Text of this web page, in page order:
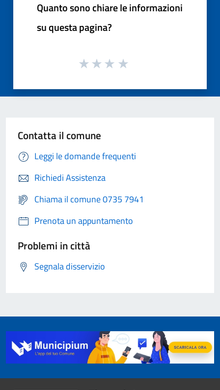
Quanto sono chiare le informazioni
su questa pagina?
Contatta il comune
Leggi le domande frequenti
Richiedi Assistenza
Chiama il comune 0735 7941
Prenota un appuntamento
Problemi in città
Segnala disservizio